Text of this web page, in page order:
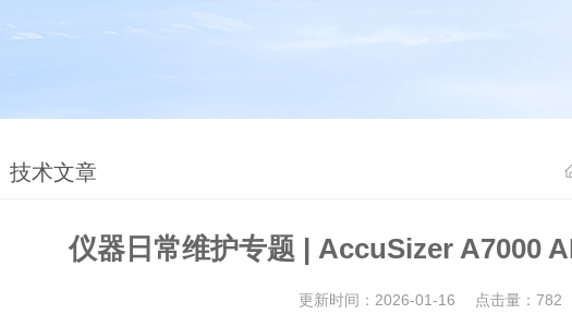
技术文章
仪器日常维护专题 | AccuSizer A7000
更新时间：2026-01-16 点击量： 782